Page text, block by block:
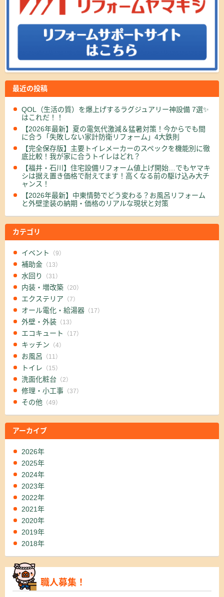
最近の投稿
QOL（生活の質）を爆上げするラグジュアリー神設備 7選✨
はこれだ！！
【2026年最新】夏の電気代激減＆猛暑対策！今からでも間
に合う「失敗しない家計防衛リフォーム」4大鉄則
【完全保存版】主要トイレメーカーのスペックを機能別に徹
底比較！我が家に合うトイレはどれ？
【福井・石川】住宅設備リフォーム値上げ開始…でもヤマキ
シは据え置き価格で耐えてます！高くなる前の駆け込み大チ
ャンス！
【2026年最新】中東情勢でどう変わる？お風呂リフォーム
と外壁塗装の納期・価格のリアルな現状と対策
カテゴリ
イベント （9）
補助金（13）
水回り （31）
内装・増改築（20）
エクステリア （7）
オール電化・給湯器（17）
外壁・外装（13）
エコキュート （17）
キッチン （4）
お風呂 （11）
トイレ （15）
洗面化粧台（2）
修理・小工事（37）
その他 （49）
アーカイブ
2026年
2025年
2024年
2023年
2022年
2021年
2020年
2019年
2018年
職人募集！